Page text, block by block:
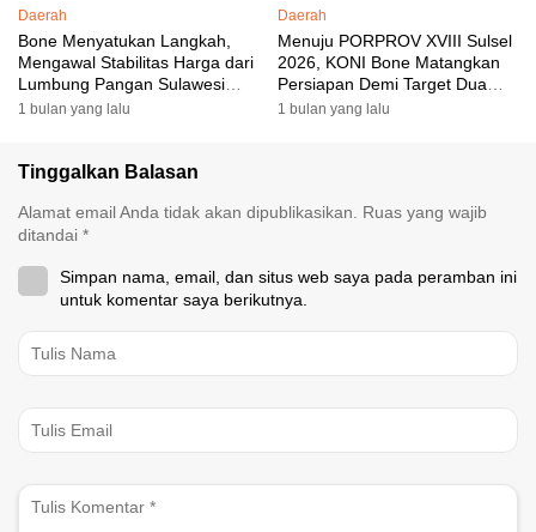
Daerah
Bone Menyatukan Langkah,
Mengawal Stabilitas Harga dari
Lumbung Pangan Sulawesi
Selatan
1 bulan yang lalu
Daerah
Menuju PORPROV XVIII Sulsel
2026, KONI Bone Matangkan
Persiapan Demi Target Dua
Besar
1 bulan yang lalu
Tinggalkan Balasan
Alamat email Anda tidak akan dipublikasikan. Ruas yang wajib
ditandai *
Simpan nama, email, dan situs web saya pada peramban ini
untuk komentar saya berikutnya.